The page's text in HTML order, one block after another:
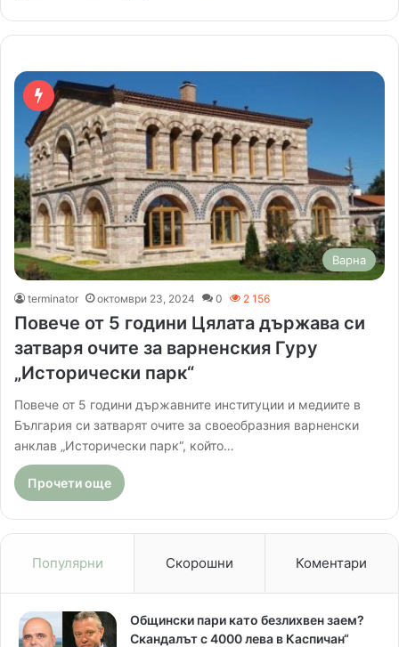
Варна
terminator октомври 23, 2024 0 2 156
Повече от 5 години Цялата държава си
затваря очите за варненския Гуру
„Исторически парк“
Повече от 5 години държавните институции и медиите в
България си затварят очите за своеобразния варненски
анклав „Исторически парк“, който…
Прочети още
Популярни Скорошни Коментари
Общински пари като безлихвен заем?
Скандалът с 4000 лева в Каспичан“